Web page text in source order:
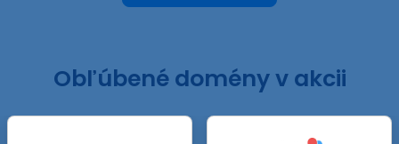
Obľúbené domény v akcii